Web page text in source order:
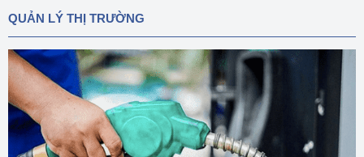
QUẢN LÝ THỊ TRƯỜNG